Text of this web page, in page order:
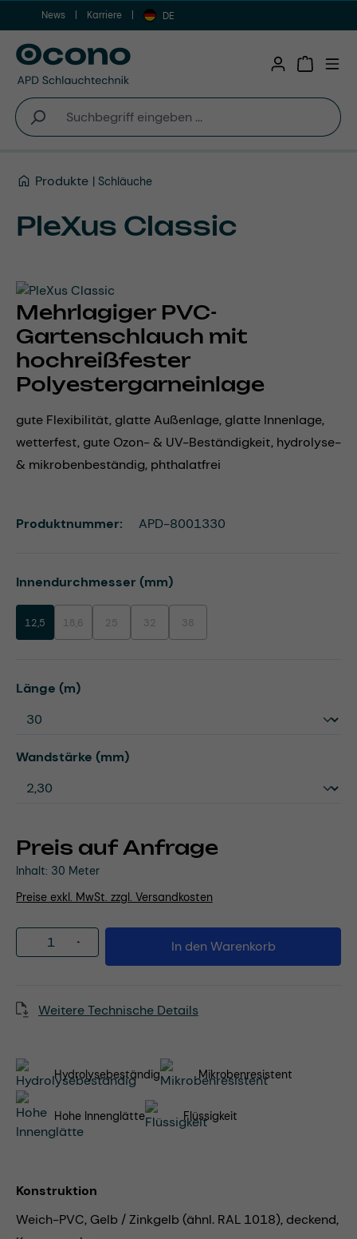
Zum Hauptinhalt springen
News Karriere DE
Produkte Schläuche
PleXus Classic
Mehrlagiger PVC-
Gartenschlauch mit
hochreißfester
Polyestergarneinlage
gute Flexibilität, glatte Außenlage, glatte Innenlage,
wetterfest, gute Ozon- & UV-Beständigkeit, hydrolyse-
& mikrobenbeständig, phthalatfrei
Preis auf Anfrage
Inhalt: 30 Meter
Preise exkl. MwSt. zzgl. Versandkosten
Innendurchmesser (mm)auswählen
12,5 18,6(Diese Option ist zurzeit nicht verfügbar.)
25(Diese Option ist zurzeit nicht verfügbar.)
32(Diese Option ist zurzeit nicht verfügbar.)
38(Diese Option ist zurzeit nicht verfügbar.)
Länge (m)auswählen
Wandstärke (mm)auswählen
Produkt Anzahl: Gib den gewünschten
In den Warenkorb
Produktnummer: APD-8001330
Weitere Technische Details
Hydrolysebeständig Mikrobenresistent
Hohe Innenglätte Flüssigkeit
Konstruktion
Weich-PVC, Gelb / Zinkgelb (ähnl. RAL 1018), deckend,